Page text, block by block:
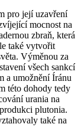
pro její uzavření
mocnost na
zbraň, která
také vytvořit
Výměnou za
všech sankcí
a umožnění Íránu
této dohody tedy
urania na
plutonia.
také na